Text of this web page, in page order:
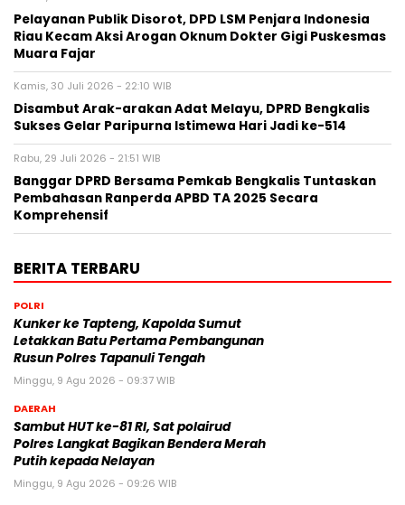
Pelayanan Publik Disorot, DPD LSM Penjara Indonesia
Riau Kecam Aksi Arogan Oknum Dokter Gigi Puskesmas
Muara Fajar
Kamis, 30 Juli 2026 - 22:10 WIB
Disambut Arak-arakan Adat Melayu, DPRD Bengkalis
Sukses Gelar Paripurna Istimewa Hari Jadi ke-514
Rabu, 29 Juli 2026 - 21:51 WIB
Banggar DPRD Bersama Pemkab Bengkalis Tuntaskan
Pembahasan Ranperda APBD TA 2025 Secara
Komprehensif
BERITA TERBARU
POLRI
Kunker ke Tapteng, Kapolda Sumut
Letakkan Batu Pertama Pembangunan
Rusun Polres Tapanuli Tengah
Minggu, 9 Agu 2026 - 09:37 WIB
DAERAH
Sambut HUT ke-81 RI, Sat polairud
Polres Langkat Bagikan Bendera Merah
Putih kepada Nelayan
Minggu, 9 Agu 2026 - 09:26 WIB